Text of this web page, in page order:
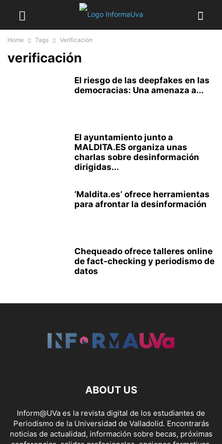
Home Tags Verificación
verificación
El riesgo de las deepfakes en las
democracias: Una amenaza a...
El ayuntamiento junto a
MALDITA.ES organiza unas
charlas sobre desinformación
dirigidas...
‘Maldita.es’ ofrece herramientas
para afrontar la desinformación
Chequeado ofrece talleres online
de fact-checking y periodismo de
datos
ABOUT US
Inform@UVa es la revista digital de los estudiantes de
Periodismo de la Universidad de Valladolid. Encontrarás
noticias de actualidad, información sobre becas, próximas